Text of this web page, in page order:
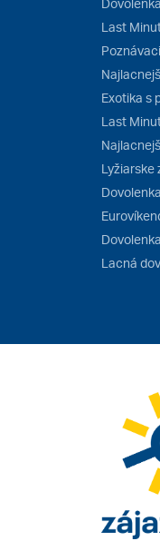
Last
Exotika s
Last
Lyžiarske
Lacná